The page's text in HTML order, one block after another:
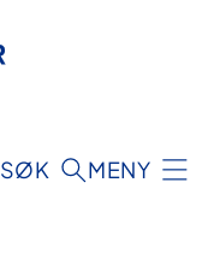
SØK MENY